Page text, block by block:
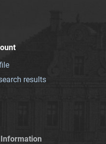
results